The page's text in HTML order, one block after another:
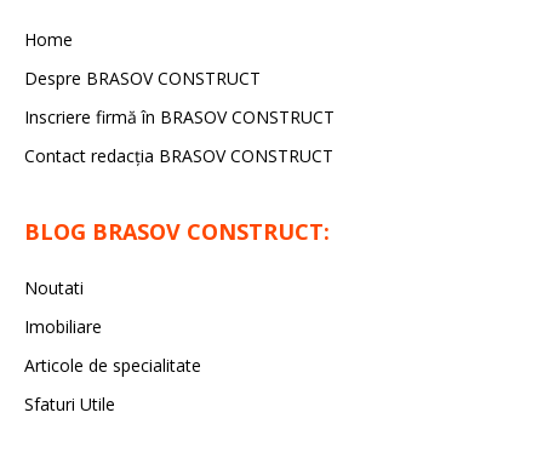
Home
Despre BRASOV CONSTRUCT
Inscriere firmă în BRASOV CONSTRUCT
Contact redacţia BRASOV CONSTRUCT
BLOG BRASOV CONSTRUCT:
Noutati
Imobiliare
Articole de specialitate
Sfaturi Utile